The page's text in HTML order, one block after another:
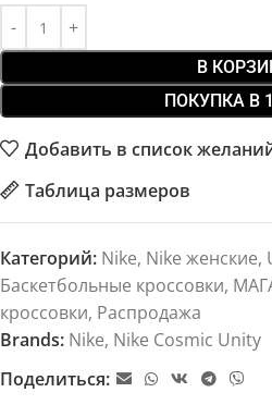
В
ПОКУПКА В
Добавить в список
Таблица размеров
Категорий: Nike, Nike женские,
Баскетбольные кроссовки,
кроссовки, Распродажа
Brands: Nike, Nike Cosmic Unity
Поделиться: